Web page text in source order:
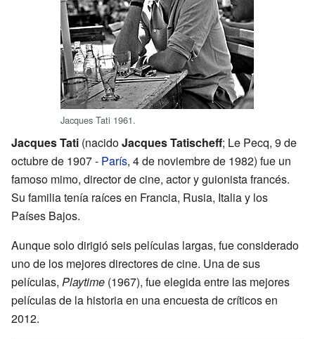
Jacques Tati 1961.
Jacques Tati (nacidoJacques Tatischeff; Le Pecq, 9 de
octubre de 1907 - París, 4 de noviembre de 1982) fue un
famoso mimo, director de cine, actor y guionista francés.
Su familia tenía raíces en Francia, Rusia, Italia y los
Países Bajos.
Aunque solo dirigió seis películas largas, fue considerado
uno de los mejores directores de cine. Una de sus
películas, Playtime (1967), fue elegida entre las mejores
películas de la historia en una encuesta de críticos en
2012.